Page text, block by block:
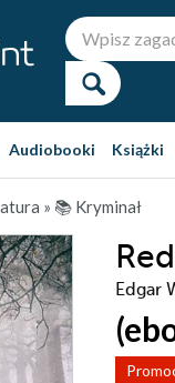
Audiobooki Książki
» 📚 Kryminał
Edgar